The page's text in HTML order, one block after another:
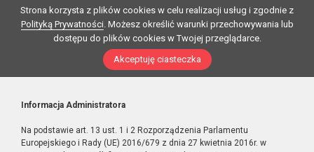
Strona korzysta z plików cookies w celu realizacji usług i zgodnie z
Polityką Prywatności. Możesz określić warunki przechowywania lub
dostępu do plików cookies w Twojej przeglądarce.
Akceptuję ciasteczka
Informacja Administratora
Na podstawie art. 13 ust. 1 i 2 Rozporządzenia Parlamentu
Europejskiego i Rady (UE) 2016/679 z dnia 27 kwietnia 2016r. w